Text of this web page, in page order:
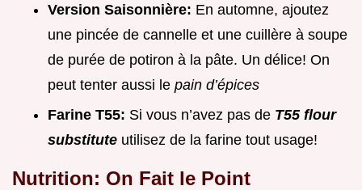
Version Saisonnière: En automne, ajoutez
une pincée de cannelle et une cuillère à soupe
de purée de potiron à la pâte. Un délice! On
peut tenter aussi le pain d’épices
Farine T55: Si vous n’avez pas de T55 flour
substitute utilisez de la farine tout usage!
Nutrition: On Fait le Point